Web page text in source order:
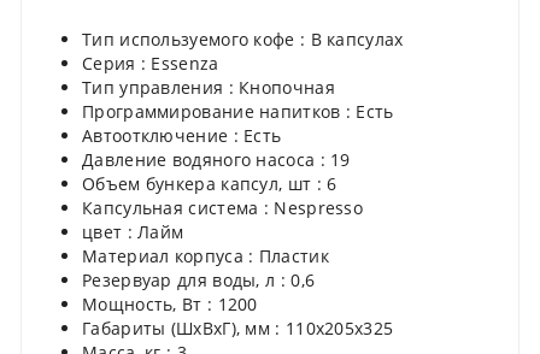
Тип используемого кофе : В капсулах
Серия : Essenza
Тип управления : Кнопочная
Программирование напитков : Есть
Автоотключение : Есть
Давление водяного насоса : 19
Объем бункера капсул, шт : 6
Капсульная система : Nespresso
цвет : Лайм
Материал корпуса : Пластик
Резервуар для воды, л : 0,6
Мощность, Вт : 1200
Габариты (ШхВхГ), мм : 110x205х325